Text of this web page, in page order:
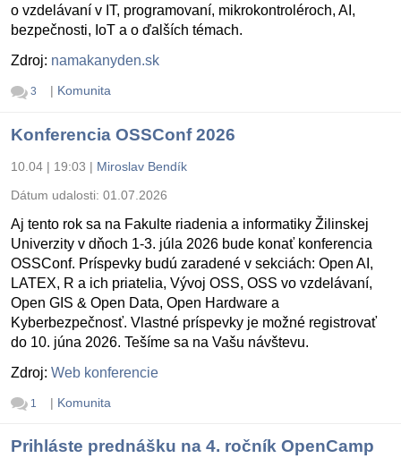
o vzdelávaní v IT, programovaní, mikrokontroléroch, AI,
bezpečnosti, IoT a o ďalších témach.
Zdroj: namakanyden.sk
3 | Komunita
Konferencia OSSConf 2026
10.04 | 19:03 | Miroslav Bendík
Dátum udalosti: 01.07.2026
Aj tento rok sa na Fakulte riadenia a informatiky Žilinskej
Univerzity v dňoch 1-3. júla 2026 bude konať konferencia
OSSConf. Príspevky budú zaradené v sekciách: Open AI,
LATEX, R a ich priatelia, Vývoj OSS, OSS vo vzdelávaní,
Open GIS & Open Data, Open Hardware a
Kyberbezpečnosť. Vlastné príspevky je možné registrovať
do 10. júna 2026. Tešíme sa na Vašu návštevu.
Zdroj: Web konferencie
1 | Komunita
Prihláste prednášku na 4. ročník OpenCamp